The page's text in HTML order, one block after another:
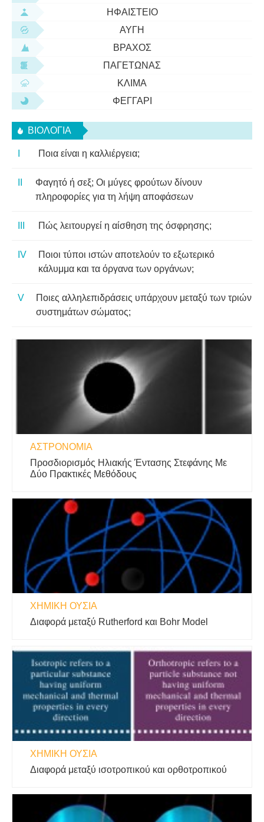
ΗΦΑΊΣΤΕΙΟ
ΑΥΓΉ
ΒΡΆΧΟΣ
ΠΑΓΕΤΏΝΑΣ
ΚΛΊΜΑ
ΦΕΓΓΆΡΙ
ΒΙΟΛΟΓΊΑ
Ποια είναι η καλλιέργεια;
Φαγητό ή σεξ; Οι μύγες φρούτων δίνουν
πληροφορίες για τη λήψη αποφάσεων
Πώς λειτουργεί η αίσθηση της όσφρησης;
Ποιοι τύποι ιστών αποτελούν το εξωτερικό
κάλυμμα και τα όργανα των οργάνων;
Ποιες αλληλεπιδράσεις υπάρχουν μεταξύ των τριών
συστημάτων σώματος;
ΑΣΤΡΟΝΟΜΊΑ
Προσδιορισμός Ηλιακής Έντασης Στεφάνης Με
Δύο Πρακτικές Μεθόδους
ΧΗΜΙΚΉ ΟΥΣΊΑ
Διαφορά μεταξύ Rutherford και Bohr Model
ΧΗΜΙΚΉ ΟΥΣΊΑ
Διαφορά μεταξύ ισοτροπικού και ορθοτροπικού